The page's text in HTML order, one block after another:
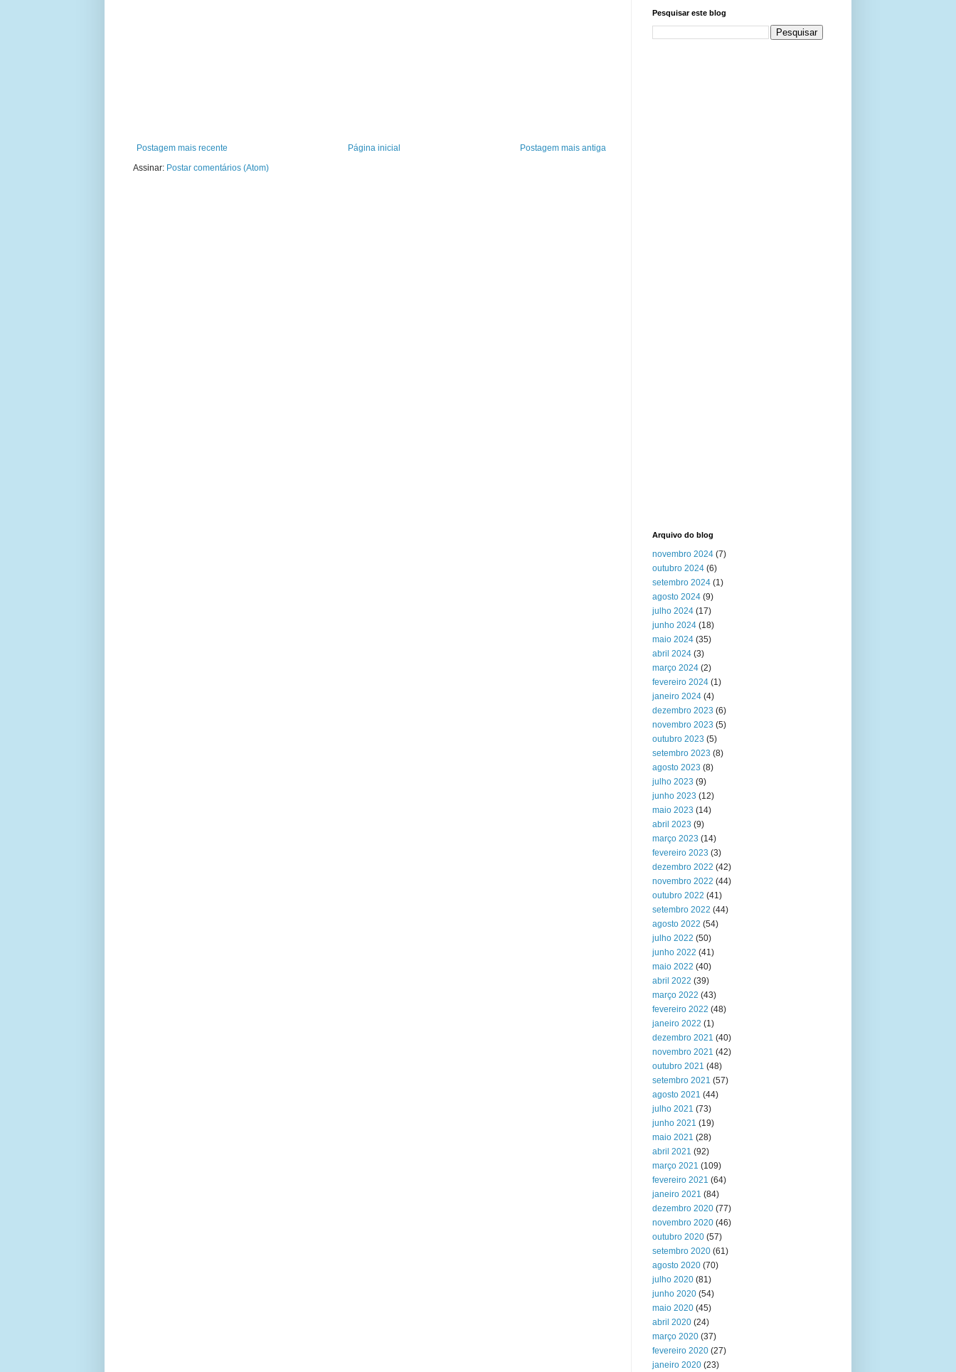
Postagem mais recente Postagem mais antiga
Página inicial
Assinar: Postar comentários (Atom)
Pesquisar este blog
Arquivo do blog
novembro 2024 (7)
outubro 2024 (6)
setembro 2024 (1)
agosto 2024 (9)
julho 2024 (17)
junho 2024 (18)
maio 2024 (35)
abril 2024 (3)
março 2024 (2)
fevereiro 2024 (1)
janeiro 2024 (4)
dezembro 2023 (6)
novembro 2023 (5)
outubro 2023 (5)
setembro 2023 (8)
agosto 2023 (8)
julho 2023 (9)
junho 2023 (12)
maio 2023 (14)
abril 2023 (9)
março 2023 (14)
fevereiro 2023 (3)
dezembro 2022 (42)
novembro 2022 (44)
outubro 2022 (41)
setembro 2022 (44)
agosto 2022 (54)
julho 2022 (50)
junho 2022 (41)
maio 2022 (40)
abril 2022 (39)
março 2022 (43)
fevereiro 2022 (48)
janeiro 2022 (1)
dezembro 2021 (40)
novembro 2021 (42)
outubro 2021 (48)
setembro 2021 (57)
agosto 2021 (44)
julho 2021 (73)
junho 2021 (19)
maio 2021 (28)
abril 2021 (92)
março 2021 (109)
fevereiro 2021 (64)
janeiro 2021 (84)
dezembro 2020 (77)
novembro 2020 (46)
outubro 2020 (57)
setembro 2020 (61)
agosto 2020 (70)
julho 2020 (81)
junho 2020 (54)
maio 2020 (45)
abril 2020 (24)
março 2020 (37)
fevereiro 2020 (27)
janeiro 2020 (23)